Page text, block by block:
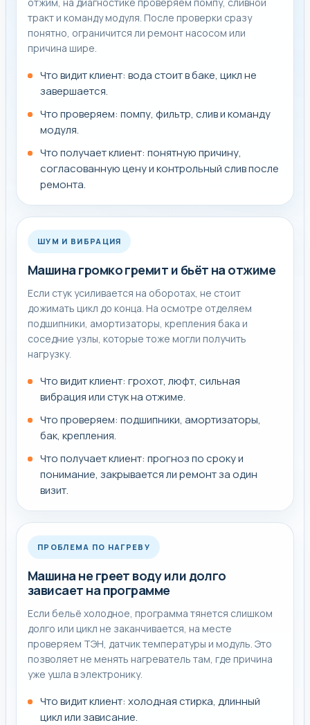
тракт и команду модуля. После проверки сразу
понятно, ограничится ли ремонт насосом или
причина шире.
Что видит клиент: вода стоит в баке, цикл не
завершается.
Что проверяем: помпу, фильтр, слив и команду
модуля.
Что получает клиент: понятную причину,
согласованную цену и контрольный слив после
ремонта.
ШУМ И ВИБРАЦИЯ
Машина громко гремит и бьёт на отжиме
Если стук усиливается на оборотах, не стоит
дожимать цикл до конца. На осмотре отделяем
подшипники, амортизаторы, крепления бака и
соседние узлы, которые тоже могли получить
нагрузку.
Что видит клиент: грохот, люфт, сильная
вибрация или стук на отжиме.
Что проверяем: подшипники, амортизаторы,
бак, крепления.
Что получает клиент: прогноз по сроку и
понимание, закрывается ли ремонт за один
визит.
ПРОБЛЕМА ПО НАГРЕВУ
Машина не греет воду или долго
зависает на программе
Если бельё холодное, программа тянется слишком
долго или цикл не заканчивается, на месте
проверяем ТЭН, датчик температуры и модуль. Это
позволяет не менять нагреватель там, где причина
уже ушла в электронику.
Что видит клиент: холодная стирка, длинный
цикл или зависание.